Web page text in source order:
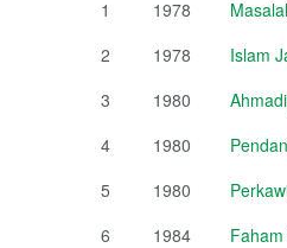
1
1978
2
1978
Islam
3
1980
4
1980
5
1980
6
1984